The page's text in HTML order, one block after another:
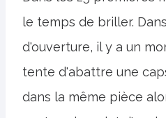
le temps de briller.
d'ouverture, il y a un
tente d'abattre une
dans la même pièce